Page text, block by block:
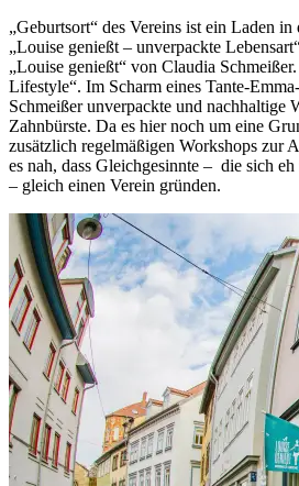
„Geburtsort“ des Vereins ist ein Laden in
„Louise genießt – unverpackte
„Louise genießt“ von Claudia
Lifestyle“. Im Scharm eines Tante-
Schmeißer unverpackte und nachhaltige
Zahnbürste. Da es hier noch um eine
zusätzlich regelmäßigen Workshops zur
es nah, dass Gleichgesinnte – die sich
– gleich einen Verein gründen.